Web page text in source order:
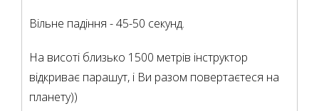
Вільне падіння - 45-50 секунд.
На висоті близько 1500 метрів інструктор
відкриває парашут, і Ви разом повертаєтеся на
планету))